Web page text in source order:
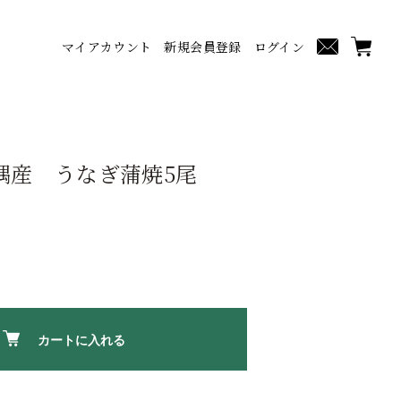
マイアカウント 新規会員登録 ログイン
産 うなぎ蒲焼5尾
カートに入れる